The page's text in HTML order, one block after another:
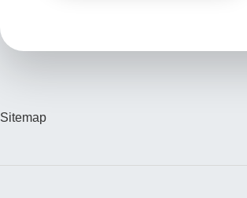
Sitemap